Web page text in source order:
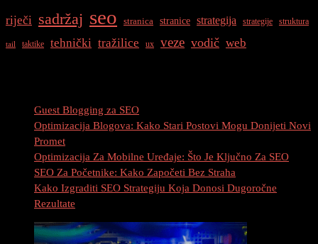
riječi sadržaj seo stranica stranice strategija strategije struktura
tail taktike tehnički tražilice ux veze vodič web
Guest Blogging za SEO
Optimizacija Blogova: Kako Stari Postovi Mogu Donijeti Novi
Promet
Optimizacija Za Mobilne Uređaje: Što Je Ključno Za SEO
SEO Za Početnike: Kako Započeti Bez Straha
Kako Izgraditi SEO Strategiju Koja Donosi Dugoročne
Rezultate